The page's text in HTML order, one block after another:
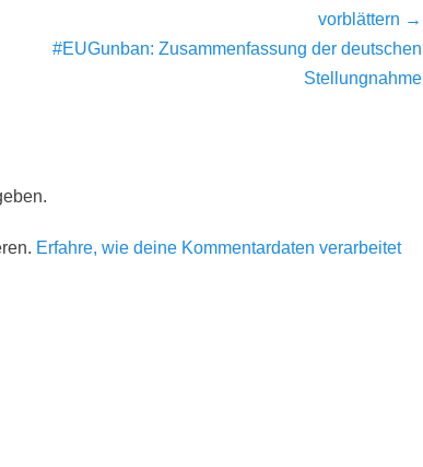
vorblättern →
Nächster#EUGunban: Zusammenfassung der deutschen
Stellungnahme
Erfahre, wie deine Kommentardaten verarbeitet